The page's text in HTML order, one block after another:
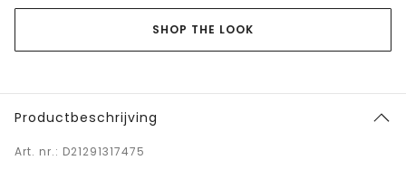
SHOP THE LOOK
Productbeschrijving
Art. nr.: D21291317475